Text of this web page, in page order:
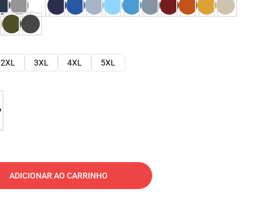
2XL 3XL 4XL
5XL
ADICIONAR AO CARRINHO